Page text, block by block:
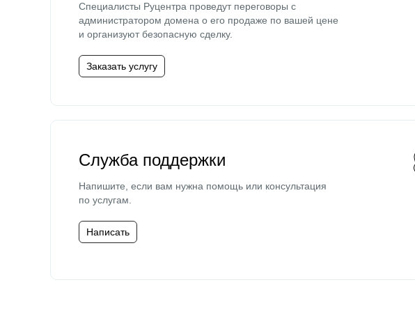
Специалисты Руцентра проведут переговоры с
администратором домена о его продаже по вашей цене
и организуют безопасную сделку.
Заказать услугу
Служба поддержки
Напишите, если вам нужна помощь или консультация
по услугам.
Написать